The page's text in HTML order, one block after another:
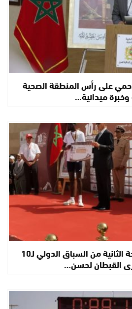
على رأس المنطقة الصحية
وخبرة ميدانية…
الدشيرة تحتضن النسخة الثانية من السباق الدولي لـ10
القبطان لحسن…